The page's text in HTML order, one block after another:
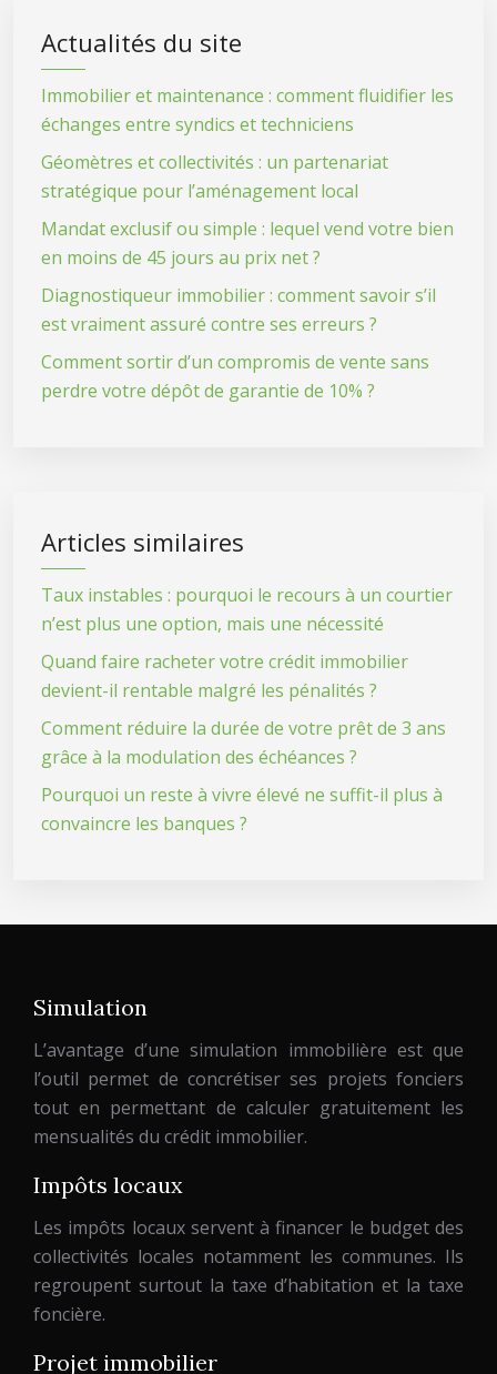
Actualités du site
Immobilier et maintenance : comment fluidifier les
échanges entre syndics et techniciens
Géomètres et collectivités : un partenariat
stratégique pour l’aménagement local
Mandat exclusif ou simple : lequel vend votre bien
en moins de 45 jours au prix net ?
Diagnostiqueur immobilier : comment savoir s’il
est vraiment assuré contre ses erreurs ?
Comment sortir d’un compromis de vente sans
perdre votre dépôt de garantie de 10% ?
Articles similaires
Taux instables : pourquoi le recours à un courtier
n’est plus une option, mais une nécessité
Quand faire racheter votre crédit immobilier
devient-il rentable malgré les pénalités ?
Comment réduire la durée de votre prêt de 3 ans
grâce à la modulation des échéances ?
Pourquoi un reste à vivre élevé ne suffit-il plus à
convaincre les banques ?
Simulation
L’avantage d’une simulation immobilière est que
l’outil permet de concrétiser ses projets fonciers
tout en permettant de calculer gratuitement les
mensualités du crédit immobilier.
Impôts locaux
Les impôts locaux servent à financer le budget des
collectivités locales notamment les communes. Ils
regroupent surtout la taxe d’habitation et la taxe
foncière.
Projet immobilier